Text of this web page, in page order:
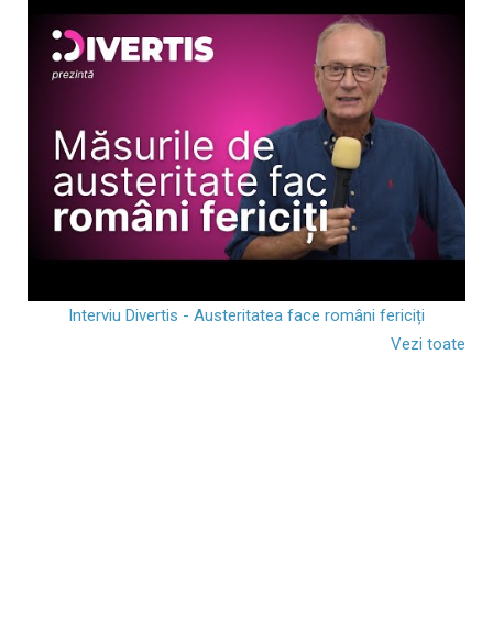
Interviu Divertis - Austeritatea face români fericiți
Vezi toate